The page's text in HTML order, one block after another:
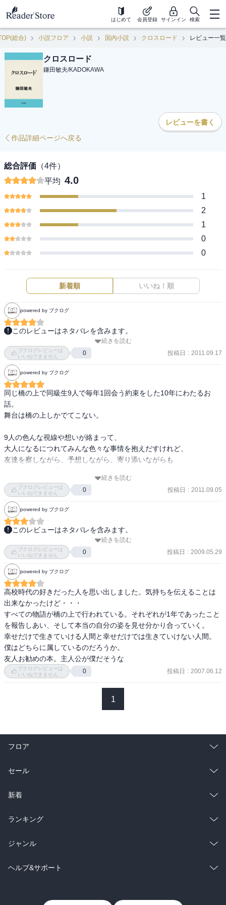
はじめて 会員登録 サインイン 検索
総合) 小説フロア 小説 国内小説 クロスロード レビュー一覧
クロスロード
鎌田敏夫/KADOKAWA
レビューを書く
作品詳細ページへ戻る
総合評価 （4件）
平均 4.0
1
2
1
0
0
新着順 いいね！順
powered by ブクログ
このレビューはネタバレを含みます。
９人の同級生が、あることをきっかけに、高校時代に通っていた橋
の上で毎年１回だけ会うという設定の小説です。これが１０年間続
くのですが、そこには、恋愛、不倫、仕事、夢など、さまざまな思
惑の揺れ動きが描かれています。
２４歳から３４歳までの、彼、彼女らの軌跡が、淡々と描かれてい
て、いま３２歳の僕としては、すごく感慨深いものがありました。
た。でも、実際に変わっていくのは自分の見せ方なんだなーって思
いました。中身は変わっていない（良い意味で）。
人はみんな歳をとるごとに仮面のようなものをかぶっていくのかも
しれませんが、本当はみんな「仮面の下の俺（私）を見て」って思
っているのではないでしょうか？
それにしてもラストシーンは切なかったです。でもこの小説のラス
トとして、あれで良かったんですね。
９人の登場人物がいるので、きっと「あなた」に似た人もそこにい
ると思いますよ。
続きを読む
ブクログレビューは
いいねできません
0 投稿日 : 2011.09.17
powered by ブクログ
同じ橋の上で同級生9人で毎年1回会う約束をした10年にわたるお
話。
舞台は橋の上しかでてこない。
9人の色んな視線や想いが絡まって、
大人になるにつれてみんな色々な事情を抱えだすけれど、
友達を察しながら、予想しながら、寄り添いながらも
中にはその年に一度に来れない人もいる。
印象的なのは、主人公の言う
「世の中には二種類の人間がいる。幸せだけで生きていける人間
と、幸せだけでは生きていけない人間。 」というフレーズ。
幸せが続くと窒息しそうになって、激しいものを求める人間と、
多少つまらなくとも平凡な幸せの時間を送っていける人間。
これに自分はこっちですってはっきりと言える人って
きっとそう多くはいないはずで、
そんなアンバランスな振り子を心に持ちながら
誰かの存在や、誰かの言葉に影響されて、
大きくあっちに揺れたりこっちに揺れたりするのかなと思う
まだまだ未熟な31の夏の感想。
本そのものは、とても読みやすくて一気に読める。
続きを読む
ブクログレビューは
いいねできません
0 投稿日 : 2011.09.05
powered by ブクログ
このレビューはネタバレを含みます。
読了：2007,9,27
20代から30代にかけての成長を毎年毎年10年にわたって描いていく
作品
10歳と20歳、30歳を描きわけることはできても26歳27歳28歳を描き
分けるのは難しい
だがそれを成し遂げた作品
同級生の葬儀で再開した9人
以後十年、橋の上での友達以上の特別な時間
この橋の上でなら全てをさらけだせる
涙はでなかったがせつない感動作
続きを読む
ブクログレビューは
いいねできません
0 投稿日 : 2009.05.29
powered by ブクログ
高校時代の好きだった人を思い出しました。気持ちを伝えることは
出来なかったけど・・・
すべての物語が橋の上で行われている。それぞれが1年であったこと
を報告しあい、そして本当の自分の姿を見せ分かり合っていく。
幸せだけで生きていける人間と幸せだけでは生きていけない人間。
僕はどちらに属しているのだろうか。
友人お勧めの本。主人公が僕だそうな
ブクログレビューは
いいねできません
0 投稿日 : 2007.06.12
1
フロア
総合
ラノベ
雑誌・グラビア
BL・TL
セール
総合
ラノベ
雑誌・グラビア
BL・TL
新着
総合
ラノベ
雑誌・グラビア
ランキング
総合
ラノベ
ジャンル
コミック
ヘルプ&サポート